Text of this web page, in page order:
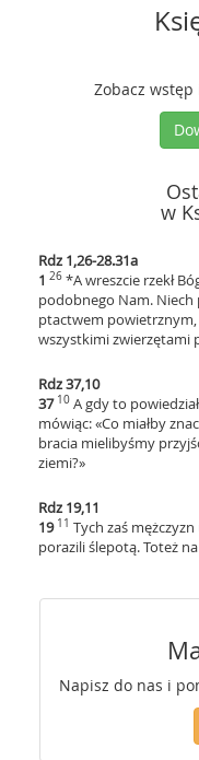
Zobacz
w
Rdz 1,26-28.31a
1 26 *A wreszcie rzekł
podobnego Nam.
ptactwem powietrznym,
wszystkimi zwierzętami
Rdz 37,10
3710 A gdy to
mówiąc: «Co miałby
bracia mielibyśmy
ziemi?»
Rdz 19,11
1911 Tych zaś
porazili ślepotą. Toteż
Napisz do nas i